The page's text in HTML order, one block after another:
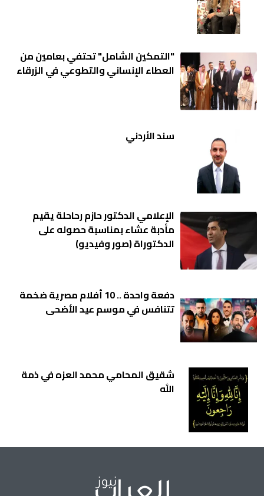
"التمكين الشامل" تحتفي بعامين من
العطاء الإنساني والتطوعي في الزرقاء
سند الأردني
الإعلامي الدكتور حازم رحاحلة يقيم
مأدبة عشاء بمناسبة حصوله على
الدكتوراة (صور وفيديو)
دفعة واحدة .. 10 أفلام مصرية ضخمة
تتنافس في موسم عيد الأضحى
شقيق المحامي محمد العزه في ذمة
الله